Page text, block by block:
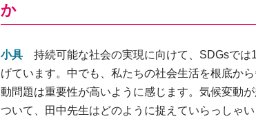
か
小具 持続可能な社会の実現に向けて、SDGsでは
げています。中でも、私たちの社会生活を根底か
動問題は重要性が高いように感じます。気候変動
ついて、田中先生はどのように捉えていらっしゃい